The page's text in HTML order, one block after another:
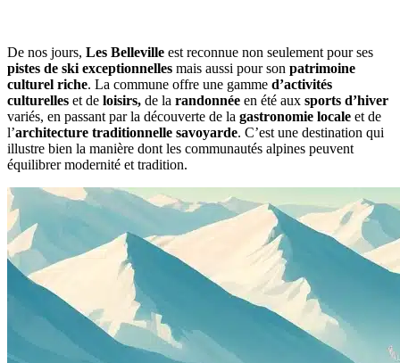
De nos jours, Les Belleville est reconnue non seulement pour ses
pistes de ski exceptionnelles mais aussi pour son patrimoine
culturel riche. La commune offre une gamme d’activités
culturelles et de loisirs, de la randonnée en été aux sports d’hiver
variés, en passant par la découverte de la gastronomie locale et de
l’architecture traditionnelle savoyarde. C’est une destination qui
illustre bien la manière dont les communautés alpines peuvent
équilibrer modernité et tradition​.